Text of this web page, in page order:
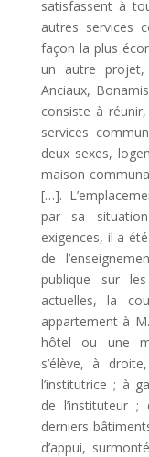
satisfassent à
autres services
façon la plus
un autre projet,
Anciaux,
consiste à
services
deux sexes,
maison
[…].
par sa
exigences, il a
de
publique sur
actuelles, la
appartement à
hôtel ou une
s’élève, à
l’institutrice ; à
de l’instituteur
derniers
d’appui,